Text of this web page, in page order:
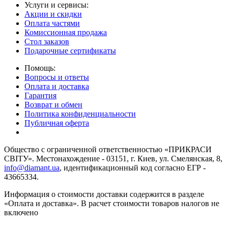
Услуги и сервисы:
Акции и скидки
Оплата частями
Комиссионная продажа
Стол заказов
Подарочные сертификаты
Помощь:
Вопросы и ответы
Оплата и доставка
Гарантия
Возврат и обмен
Политика конфиденциальности
Публичная оферта
Общество с ограниченной ответственностью «ПРИКРАСИ
СВІТУ». Местонахождение - 03151, г. Киев, ул. Смелянская, 8,
info@diamant.ua, идентификационный код согласно ЕГР -
43665334.
Информация о стоимости доставки содержится в разделе
«Оплата и доставка». В расчет стоимости товаров налогов не
включено